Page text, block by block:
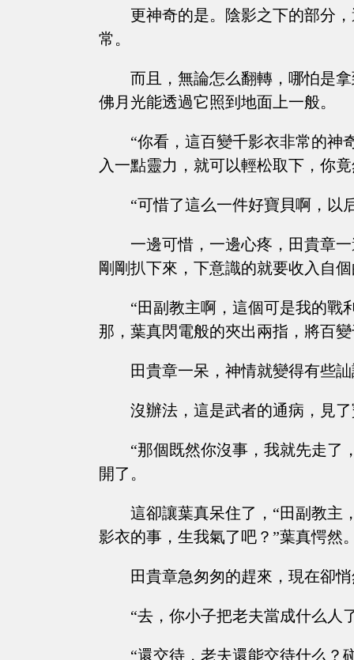
更神奇的是。陰影之下的部分
常。
而且，無論怎么翻轉，哪怕是
佛月光能透過它照到地面上一般。
“你看，這百變千影衣非常的神
入一點靈力，就可以輕松取下，你
“可惜了這么一件好寶貝啊，以
一邊可惜，一邊心疼，田貴章
剛剛扒下來，下意識的就要收入自
“田副教主啊，這個可是我的戰
那，葉真閃電般的夾出兩指，將百
田貴章一呆，神情就變得有些
沒辦法，這是武者的通病，見
“那個既然你沒事，我就先走了
開了。
這卻讓葉真呆住了，“田副教主
影衣的事，生我氣了吧？”葉真愕然
田貴章急匆匆的趕來，現在卻
“去，你小子把老夫當成什么人
“還交待，老夫還能交待什么？